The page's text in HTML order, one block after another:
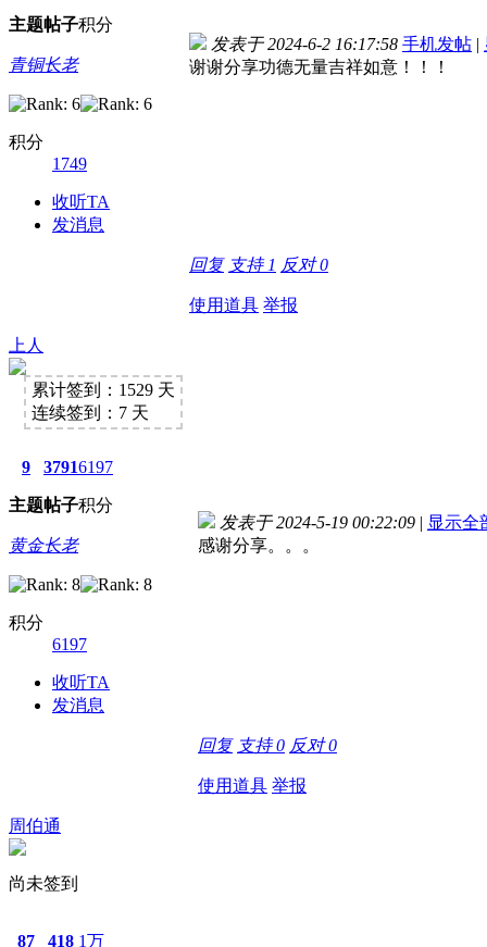
主题帖子积分
青铜长老
积分
1749
收听TA
发消息
发表于 2024-6-2 16:17:58 手机发帖 |
谢谢分享功德无量吉祥如意！！！
回复 支持 1 反对0
使用道具 举报
上人
累计签到：1529 天
连续签到：7 天
9
主题
3791
帖子
6197
积分
黄金长老
积分
6197
收听TA
发消息
发表于 2024-5-19 00:22:09 | 显示全
感谢分享。。。
回复 支持0 反对0
使用道具 举报
周伯通
尚未签到
87 418 1万